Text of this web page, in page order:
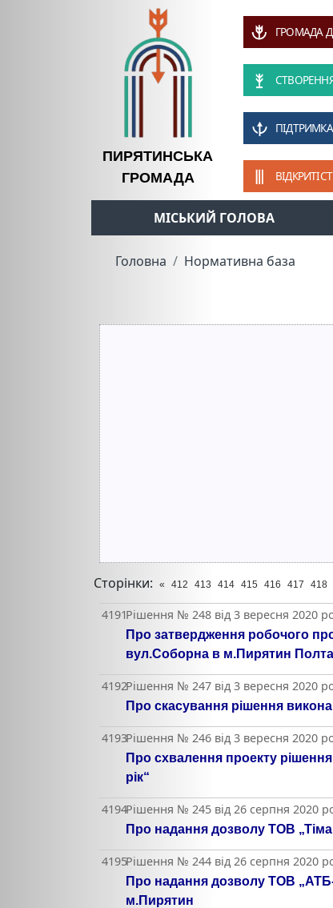
ПИРЯТИНСЬКА
ГРОМАДА
ГРОМАДА
МІСЬКИЙ ГОЛОВА
Головна Нормативна база
Сторінки: « 412 413 414 415 416 417 418
4191Рішення № 248 від 3 вересня 2020
Про затвердження робочого
вул.Соборна в м.Пирятин
4192Рішення № 247 від 3 вересня 2020
Про скасування рішення
4193Рішення № 246 від 3 вересня 2020
Про схвалення проекту
рік“
4194Рішення № 245 від 26 серпня 2020
Про надання дозволу ТОВ
4195Рішення № 244 від 26 серпня 2020
Про надання дозволу ТОВ
м.Пирятин